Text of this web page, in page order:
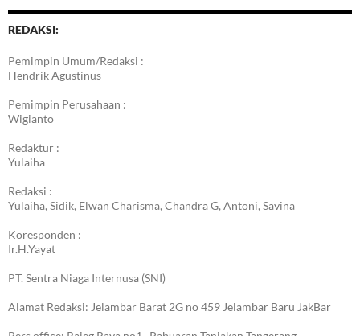
REDAKSI:
Pemimpin Umum/Redaksi :
Hendrik Agustinus
Pemimpin Perusahaan :
Wigianto
Redaktur :
Yulaiha
Redaksi :
Yulaiha, Sidik, Elwan Charisma, Chandra G, Antoni, Savina
Koresponden :
Ir.H.Yayat
PT. Sentra Niaga Internusa (SNI)
Alamat Redaksi: Jelambar Barat 2G no 459 Jelambar Baru JakBar